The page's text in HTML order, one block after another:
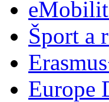
Šport a
Europe